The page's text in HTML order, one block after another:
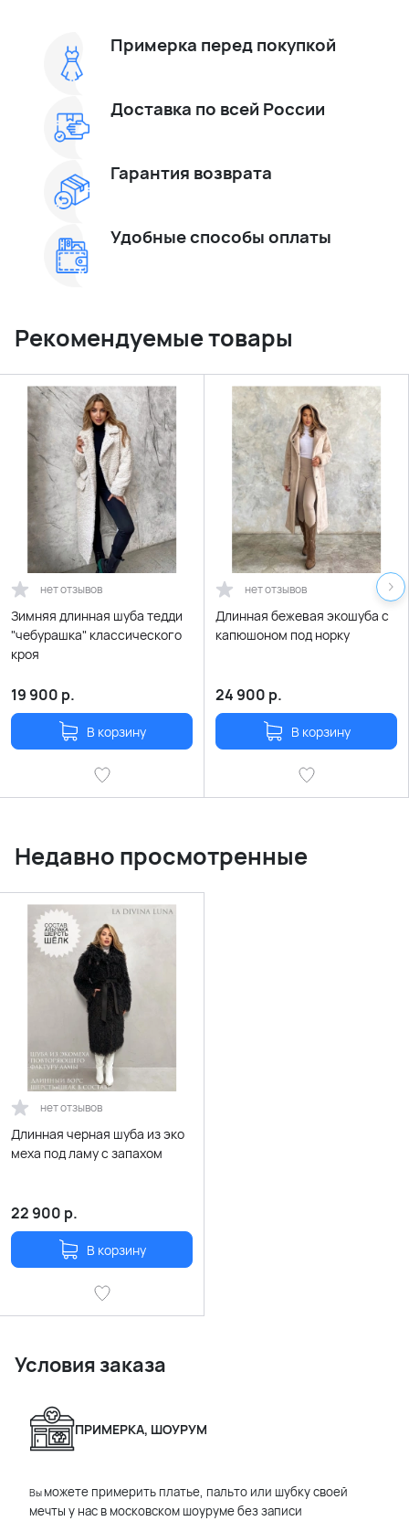
Примерка перед покупкой
Доставка по всей России
Гарантия возврата
Удобные способы оплаты
Рекомендуемые товары
нет отзывов
Зимняя длинная шуба тедди
"чебурашка" классического
кроя
19 900 р.
В корзину
нет отзывов
Длинная бежевая экошуба с
капюшоном под норку
24 900 р.
В корзину
Недавно просмотренные
нет отзывов
Длинная черная шуба из эко
меха под ламу с запахом
22 900 р.
В корзину
Условия заказа
ПРИМЕРКА, ШОУРУМ
Вы можете примерить платье, пальто или шубку своей
мечты у нас в московском шоуруме без записи